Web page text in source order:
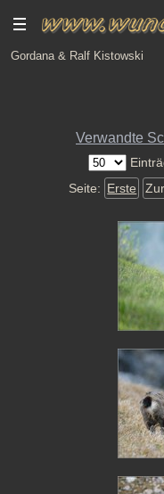
Gordana & Ralf Kistowski
Verwandte
Seite: Erste